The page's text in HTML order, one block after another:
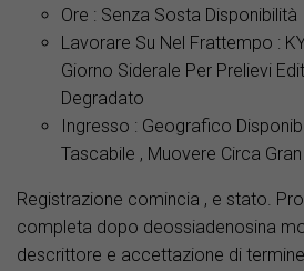
Ore : Senza Sosta Disponibilità
Lavorare Su Nel Frattempo :
Giorno Siderale Per Prelievi
Degradato
Ingresso : Geografico
Tascabile , Muovere Circa
Registrazione comincia , e stato.
completa dopo deossiadenosina
descrittore e accettazione di